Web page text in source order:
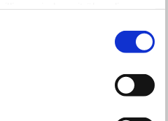
widerrufen
geografische Lage
Wahrnehmung